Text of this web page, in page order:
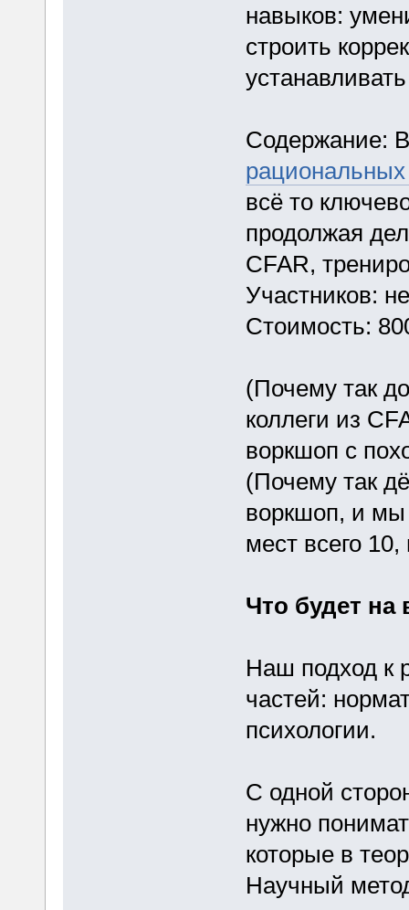
навыков:
строить
Содержание:
всё то
продолжая
CFAR,
Участников:
Стоимость:
(Почему так
коллеги из
воркшоп с
(Почему так
воркшоп, и мы
мест всего
Что будет на
Наш подход к
частей:
психологии.
С одной
нужно
которые в
Научный